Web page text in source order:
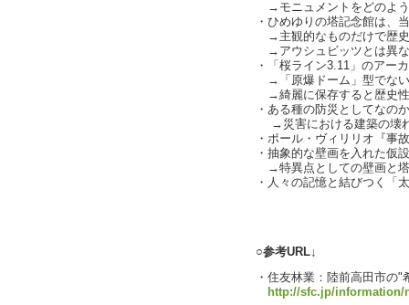
→モニュメントをどのよう
・ひめゆりの塔記念館は、
→主観的なものだけで歴
→アウシュビッツとは異な
・「桜ライン3.11」のアー
→「原爆ドーム」型でない
→綺麗に保存すると歴史性
・ある種の防災としてなの
→災害における建築の壊
・ポール・ヴィリリオ『事
・抽象的な壁画を入れた仮
→特異点としての壁画と
・人々の記憶と結びつく「
○参考URL↓
・住友林業：陸前高田市の
http://sfc.jp/information/